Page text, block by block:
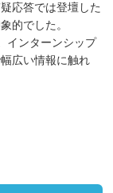
応答では登壇した
的でした。
インターンシップ
広い情報に触れ